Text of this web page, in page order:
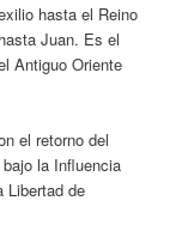
hasta el Reino
Juan. Es el
Antiguo Oriente
el retorno del
la Influencia
Libertad de